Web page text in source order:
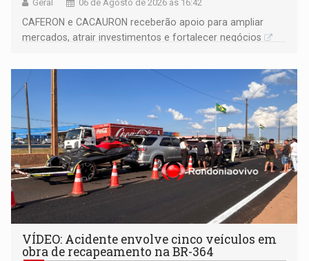
Geral 06 de Agosto de 2026 às 16:42
CAFERON e CACAURON receberão apoio para ampliar
mercados, atrair investimentos e fortalecer negócios
VÍDEO: Acidente envolve cinco veículos em
obra de recapeamento na BR-364